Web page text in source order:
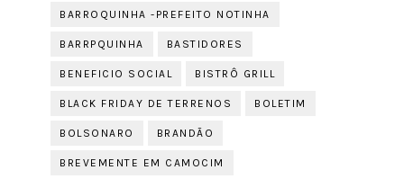
BARROQUINHA -PREFEITO NOTINHA
BARRPQUINHA BASTIDORES
BENEFICIO SOCIAL BISTRÔ GRILL
BLACK FRIDAY DE TERRENOS BOLETIM
BOLSONARO BRANDÃO
BREVEMENTE EM CAMOCIM